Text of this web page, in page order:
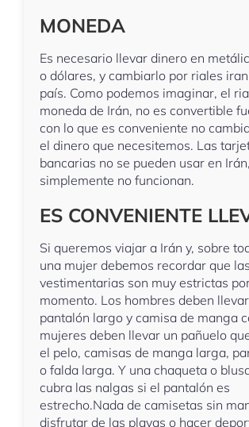
MONEDA
Es necesario llevar dinero en
o dólares, y cambiarlo por riales
país. Como podemos imaginar, el
moneda de Irán, no es convertible
con lo que es conveniente no
el dinero que necesitemos. Las
bancarias no se pueden usar en Irán,
simplemente no funcionan.
ES CONVENIENTE
Si queremos viajar a Irán y, sobre
una mujer debemos recordar que
vestimentarias son muy estrictas
momento. Los hombres deben
pantalón largo y camisa de manga
mujeres deben llevar un pañuelo
el pelo, camisas de manga larga,
o falda larga. Y una chaqueta o
cubra las nalgas si el pantalón es
estrecho.Nada de camisetas sin
disfrutar de las playas o hacer